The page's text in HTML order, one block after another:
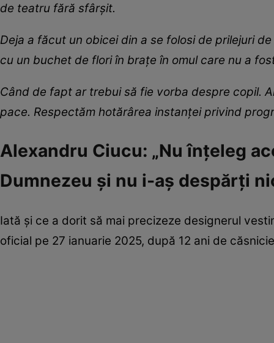
de teatru fără sfârșit.
Deja a făcut un obicei din a se folosi de prilejuri
cu un buchet de flori în brațe în omul care nu a
Când de fapt ar trebui să fie vorba despre copil.
pace. Respectăm hotărârea instanței privind
Alexandru Ciucu: „Nu înțeleg
Dumnezeu și nu i-aș despărți
Iată și ce a dorit să mai precizeze designerul
oficial pe 27 ianuarie 2025, după 12 ani de